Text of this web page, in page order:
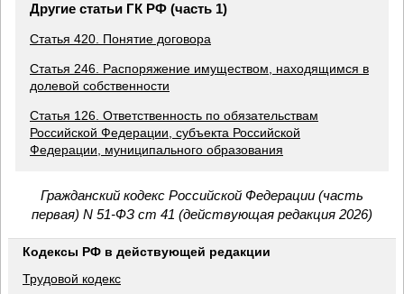
Другие статьи ГК РФ (часть 1)
Статья 420. Понятие договора
Статья 246. Распоряжение имуществом, находящимся в
долевой собственности
Статья 126. Ответственность по обязательствам
Российской Федерации, субъекта Российской
Федерации, муниципального образования
Гражданский кодекс Российской Федерации (часть
первая) N 51-ФЗ ст 41 (действующая редакция 2026)
Кодексы РФ в действующей редакции
Трудовой кодекс